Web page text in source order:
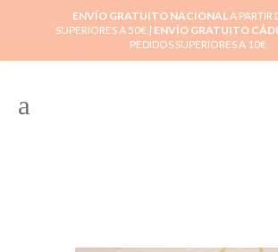
ENVÍO GRATUITO NACIONALA PARTIR
SUPERIORES A 50€ | ENVÍO GRATUITO
PEDIDOS SUPERIORES A 10€